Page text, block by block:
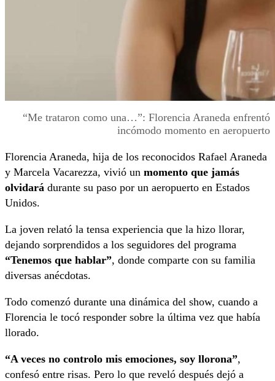
“Me trataron como una…”: Florencia Araneda enfrentó
incómodo momento en aeropuerto
Florencia Araneda, hija de los reconocidos Rafael Araneda
y Marcela Vacarezza, vivió un momento que jamás
olvidará durante su paso por un aeropuerto en Estados
Unidos.
La joven relató la tensa experiencia que la hizo llorar,
dejando sorprendidos a los seguidores del programa
“Tenemos que hablar”, donde comparte con su familia
diversas anécdotas.
Todo comenzó durante una dinámica del show, cuando a
Florencia le tocó responder sobre la última vez que había
llorado.
“A veces no controlo mis emociones, soy llorona”,
confesó entre risas. Pero lo que reveló después dejó a